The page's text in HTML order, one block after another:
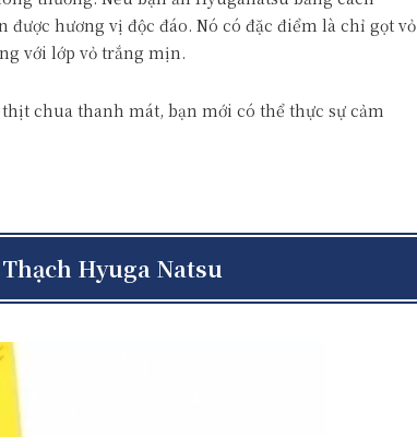
hương vị độc đáo. Nó có đặc điểm là chỉ gọt vỏ
với lớp vỏ trắng mịn.
chua thanh mát, bạn mới có thể thực sự cảm
Hyuga Natsu